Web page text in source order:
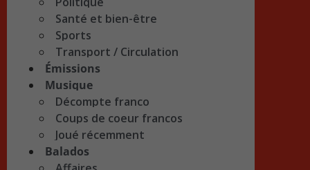
Santé et bien-être
Sports
Transport / Circulation
Émissions
Musique
Décompte franco
Coups de coeur francos
Joué récemment
Balados